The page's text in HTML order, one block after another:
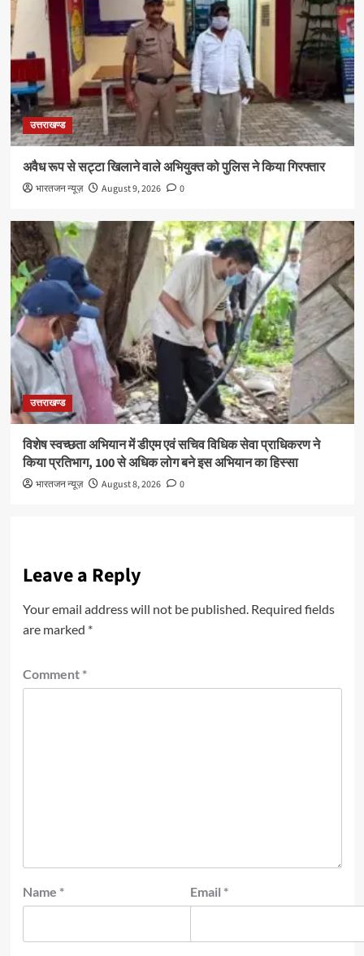
उत्तराखण्ड
अवैध रूप से सट्टा खिलाने वाले अभियुक्त को पुलिस ने किया गिरफ्तार
भारतजन न्यूज़ August 9, 2026 0
उत्तराखण्ड
विशेष स्वच्छता अभियान में डीएम एवं सचिव विधिक सेवा प्राधिकरण ने
किया प्रतिभाग, 100 से अधिक लोग बने इस अभियान का हिस्सा
भारतजन न्यूज़ August 8, 2026 0
Leave a Reply
Your email address will not be published. Required fields
are marked *
Comment *
Name * Email *